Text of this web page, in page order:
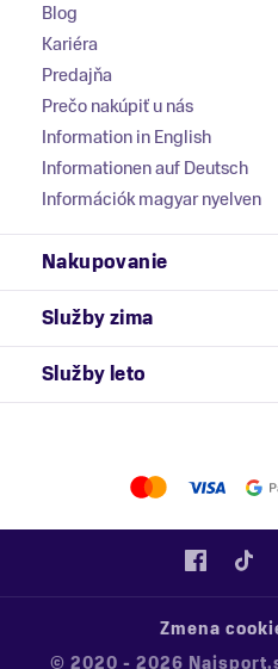
Blog
Kariéra
Predajňa
Prečo nakúpiť u nás
Information in English
Informationen auf Deutsch
Információk magyar nyelven
Nakupovanie
Služby zima
Služby leto
© 2020 - 2026
Zmena